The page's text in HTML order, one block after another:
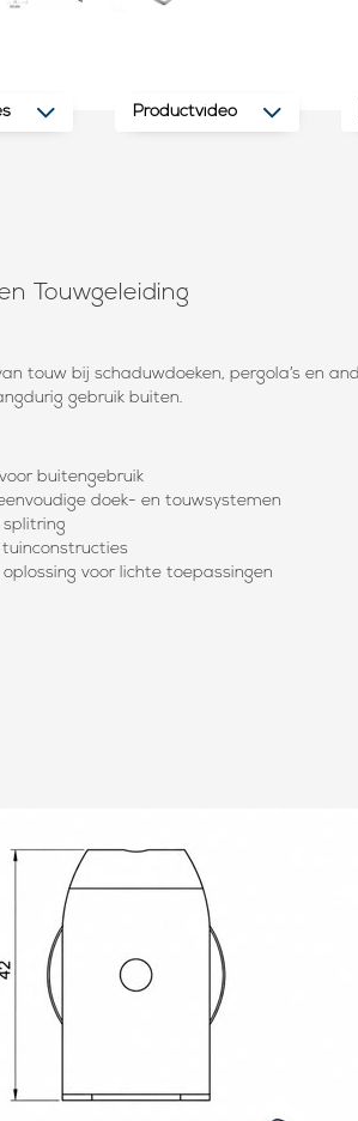
Productvideo
Touwgeleiding
touw bij schaduwdoeken, pergola’s en
gebruik buiten.
buitengebruik
doek- en touwsystemen
splitring
tuinconstructies
voor lichte toepassingen